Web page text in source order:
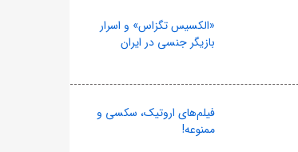
«الکسیس تگزاس» و اسرار
بازیگر جنسی در ایران
فیلم‌های اروتیک، سکسی و
ممنوعه!